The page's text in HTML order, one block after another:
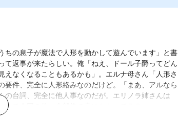
の息子が魔法で人形を動かして遊んでいます」と書
返事が来たらしい。俺「ねえ、ドール子爵ってどん
なくなることもあるかも」。エルナ母さん「人形さ
件、完全に人形絡みなのだけど。「まあ、アルなら
台詞、完全に他人事なのだが。エリノラ姉さんは
て今回の件、全部俺の肩にかかってる？